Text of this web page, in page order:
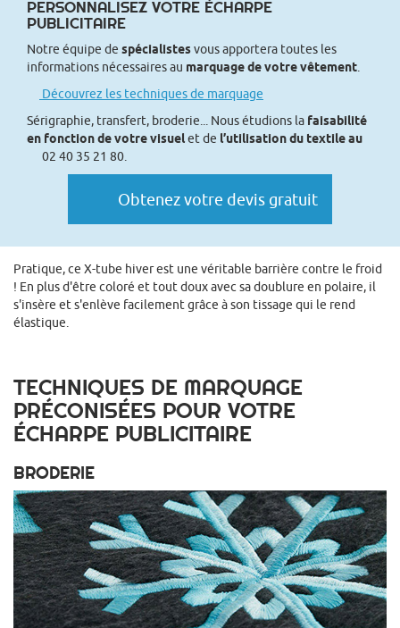
PERSONNALISEZ VOTRE ÉCHARPE
PUBLICITAIRE
Notre équipe de spécialistesvous apportera toutes les
informations nécessaires au marquage de votre vêtement
Découvrez les techniques de marquage
Sérigraphie, transfert, broderie... Nous étudions la faisabilité
en fonction de votre visuelet de l’utilisation du textile au
02 40 35 21 80.
Obtenez votre devis gratuit
Pratique, ce X-tube hiver est une véritable barrière contre le froid
! En plus d'être coloré et tout doux avec sa doublure en polaire, il
s'insère et s'enlève facilement grâce à son tissage qui le rend
élastique.
TECHNIQUES DE MARQUAGE
PRÉCONISÉES POUR VOTRE
ÉCHARPE PUBLICITAIRE
BRODERIE